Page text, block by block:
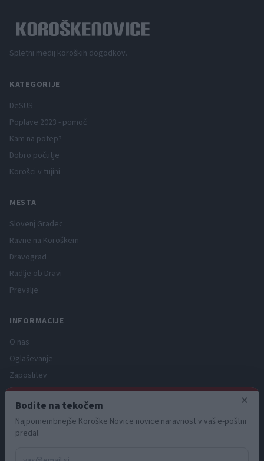
Spletni medij koroških dogodkov.
KATEGORIJE
DeSUS
Poplave 2023 - pomoč
Kam na potep?
Dobro počutje
Korošci v tujini
MESTA
Slovenj Gradec
Ravne na Koroškem
Dravograd
Radlje ob Dravi
Prevalje
INFORMACIJE
O nas
Oglaševanje
Zaposlitev
Pravno obvestilo
Zasebnost in piškotki
Storitve
Pogoji uporabe
×
Bodite na tekočem
Najpomembnejše Koroške Novice novice naravnost v vaš e-poštni
predal.